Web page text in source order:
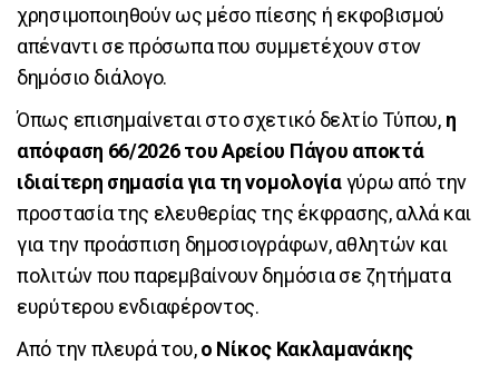
χρησιμοποιηθούν ως μέσο πίεσης ή εκφοβισμού
απέναντι σε πρόσωπα που συμμετέχουν στον
δημόσιο διάλογο.
Όπως επισημαίνεται στο σχετικό δελτίο Τύπου, η
απόφαση 66/2026 του Αρείου Πάγου αποκτά
ιδιαίτερη σημασία για τη νομολογίαγύρω από την
προστασία της ελευθερίας της έκφρασης, αλλά και
για την προάσπιση δημοσιογράφων, αθλητών και
πολιτών που παρεμβαίνουν δημόσια σε ζητήματα
ευρύτερου ενδιαφέροντος.
Από την πλευρά του,ο Νίκος Κακλαμανάκης